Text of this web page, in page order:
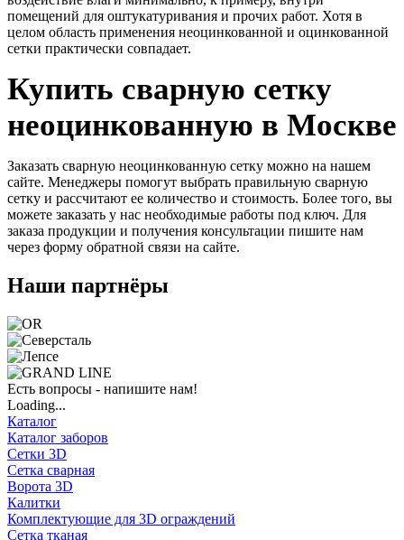
помещений для оштукатуривания и прочих работ. Хотя в
целом область применения неоцинкованной и оцинкованной
сетки практически совпадает.
Купить сварную сетку
неоцинкованную в Москве
Заказать сварную неоцинкованную сетку можно на нашем
сайте. Менеджеры помогут выбрать правильную сварную
сетку и рассчитают ее количество и стоимость. Более того, вы
можете заказать у нас необходимые работы под ключ. Для
заказа продукции и получения консультации пишите нам
через форму обратной связи на сайте.
Наши партнёры
Есть вопросы - напишите нам!
Loading...
Каталог
Каталог заборов
Сетки 3D
Сетка сварная
Ворота 3D
Калитки
Комплектующие для 3D ограждений
Сетка тканая